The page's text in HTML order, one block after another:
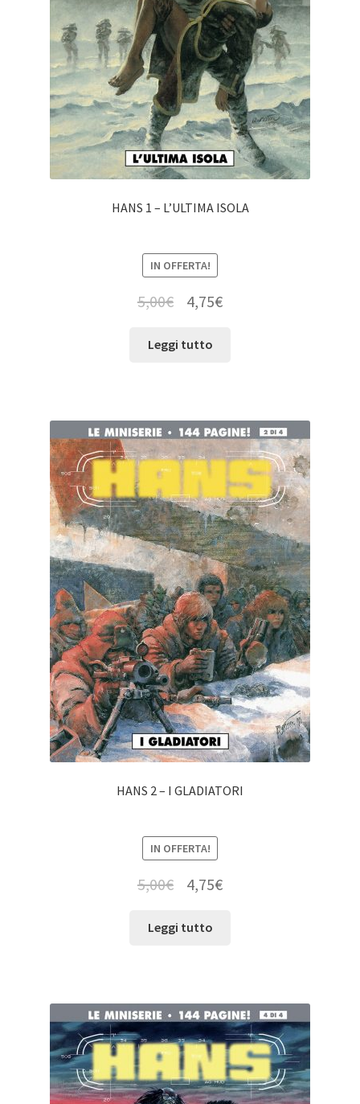
HANS 1 – L’ULTIMA ISOLA
IN OFFERTA!
5,00€ 4,75€
Leggi tutto
HANS 2 – I GLADIATORI
IN OFFERTA!
5,00€ 4,75€
Leggi tutto